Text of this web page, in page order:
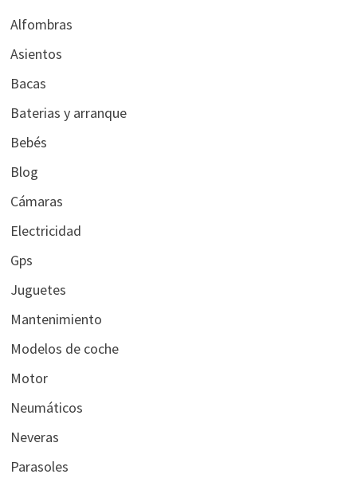
Alfombras
Asientos
Bacas
Baterias y arranque
Bebés
Blog
Cámaras
Electricidad
Gps
Juguetes
Mantenimiento
Modelos de coche
Motor
Neumáticos
Neveras
Parasoles